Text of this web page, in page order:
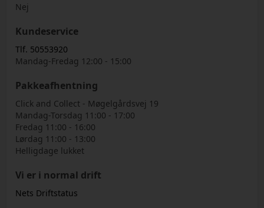
Nej
Kundeservice
Tlf. 50553920
Mandag-Fredag 12:00 - 15:00
Pakkeafhentning
Click and Collect - Møgelgårdsvej 19
Mandag-Torsdag 11:00 - 17:00
Fredag 11:00 - 16:00
Lørdag 11:00 - 13:00
Helligdage lukket
Vi er i normal drift
Nets Driftstatus